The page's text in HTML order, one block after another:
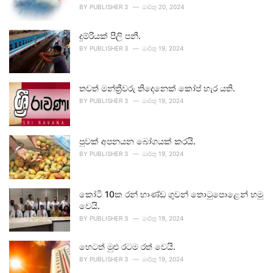
BY PUBLISHER 3 මාර්තු 20, 2024
දුම්රියක් පීලි පනී.
BY PUBLISHER 3 මාර්තු 19, 2024
තවත් මන්ත්‍රීවරු තිදෙනෙක් කෝප් හැර යති.
BY PUBLISHER 3 මාර්තු 19, 2024
පුවක් අපනයන බෝගයක් කරයි.
BY PUBLISHER 3 මාර්තු 19, 2024
කෝටි 10ක රන් භාණ්ඩ ගුවන් තොටුපොළෙන් හමු
වෙයි.
BY PUBLISHER 3 මාර්තු 19, 2024
හෙටත් මුළු රටම රත් වෙයි.
BY PUBLISHER 3 මාර්තු 19, 2024